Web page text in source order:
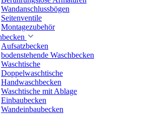
Wandanschlussbögen
Seitenventile
Montagezubehör
Aufsatzbecken
bodenstehende Waschbecken
Waschtische
Doppelwaschtische
Handwaschbecken
Waschtische mit Ablage
Einbaubecken
Wandeinbaubecken